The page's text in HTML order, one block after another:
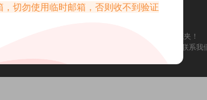
不生产福利。如果你觉得本站做的不错，请添加到收藏夹！
所有文章均收集于网络，若侵犯了您的合法权益，请联系我
，切勿使用临时邮箱，否则收不到验证